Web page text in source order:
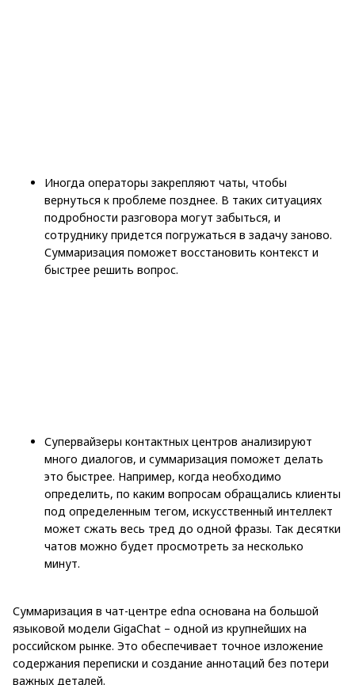
Иногда операторы закрепляют чаты, чтобы
вернуться к проблеме позднее. В таких ситуациях
подробности разговора могут забыться, и
сотруднику придется погружаться в задачу заново.
Суммаризация поможет восстановить контекст и
быстрее решить вопрос.
Супервайзеры контактных центров анализируют
много диалогов, и суммаризация поможет делать
это быстрее. Например, когда необходимо
определить, по каким вопросам обращались клиенты
под определенным тегом, искусственный интеллект
может сжать весь тред до одной фразы. Так десятки
чатов можно будет просмотреть за несколько
минут.
Суммаризация в чат-центре edna основана на большой
языковой модели GigaChat – одной из крупнейших на
российском рынке. Это обеспечивает точное изложение
содержания переписки и создание аннотаций без потери
важных деталей.